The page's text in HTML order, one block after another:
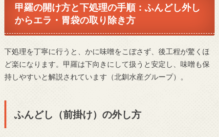
甲羅の開け方と下処理の手順：ふんどし外し
からエラ・胃袋の取り除き方
下処理を丁寧に行うと、かに味噌をこぼさず、後工程が驚くほ
ど楽になります。甲羅は下向きにして扱うと安定し、味噌も保
持しやすいと解説されています（北釧水産グループ）。
ふんどし（前掛け）の外し方